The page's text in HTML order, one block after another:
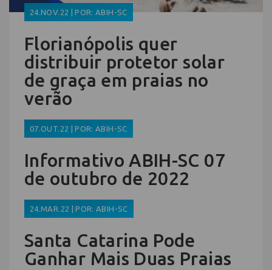
24.NOV.22 | POR: ABIH-SC
Florianópolis quer
distribuir protetor solar
de graça em praias no
verão
07.OUT.22 | POR: ABIH-SC
Informativo ABIH-SC 07
de outubro de 2022
24.MAR.22 | POR: ABIH-SC
Santa Catarina Pode
Ganhar Mais Duas Praias